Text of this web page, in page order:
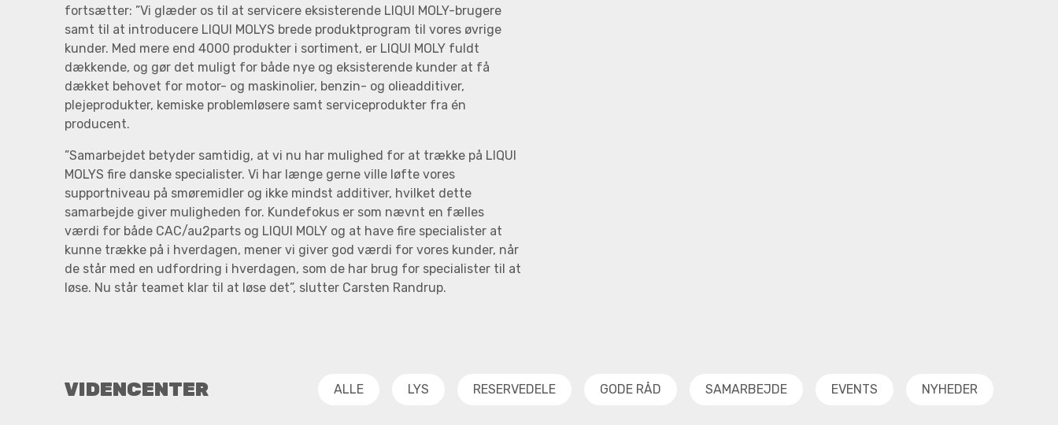
fortsætter: ”Vi glæder os til at servicere eksisterende LIQUI MOLY-brugere
samt til at introducere LIQUI MOLYS brede produktprogram til vores øvrige
kunder. Med mere end 4000 produkter i sortiment, er LIQUI MOLY fuldt
dækkende, og gør det muligt for både nye og eksisterende kunder at få
dækket behovet for motor- og maskinolier, benzin- og olieadditiver,
plejeprodukter, kemiske problemløsere samt serviceprodukter fra én
producent.
”Samarbejdet betyder samtidig, at vi nu har mulighed for at trække på LIQUI
MOLYS fire danske specialister. Vi har længe gerne ville løfte vores
supportniveau på smøremidler og ikke mindst additiver, hvilket dette
samarbejde giver muligheden for. Kundefokus er som nævnt en fælles
værdi for både CAC/au2parts og LIQUI MOLY og at have fire specialister at
kunne trække på i hverdagen, mener vi giver god værdi for vores kunder, når
de står med en udfordring i hverdagen, som de har brug for specialister til at
løse. Nu står teamet klar til at løse det”, slutter Carsten Randrup.
VIDENCENTER ALLE LYS RESERVEDELE GODE RÅD SAMARBEJDE EVENTS NYHEDER